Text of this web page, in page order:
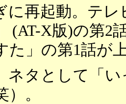
に再起動。テレ
(AT-X版)の第2
た」の第1話が
タとして「い
。